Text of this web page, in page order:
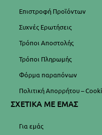
Επιστροφή Προϊόντων
Συχνές Ερωτήσεις
Τρόποι Αποστολής
Τρόποι Πληρωμής
Φόρμα παραπόνων
Πολιτική Απορρήτου –
ΣΧΕΤΙΚΑ ΜΕ ΕΜΑΣ
Για εμάς